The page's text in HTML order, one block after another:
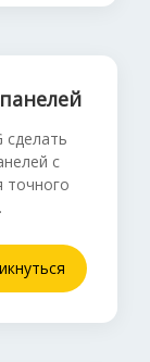
с
точного